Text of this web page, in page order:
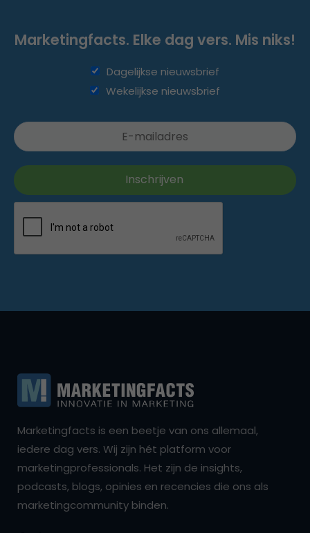
Marketingfacts. Elke dag vers. Mis niks!
Dagelijkse nieuwsbrief
Wekelijkse nieuwsbrief
Marketingfacts is een beetje van ons allemaal,
iedere dag vers. Wij zijn hét platform voor
marketingprofessionals. Het zijn de insights,
podcasts, blogs, opinies en recencies die ons als
marketingcommunity binden.